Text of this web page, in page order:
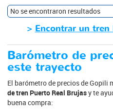
No se encontraron resultados
> Encontrar un tren
Barómetro de
este trayecto
El barómetro de precios de Gopili
de tren Puerto Real Brujasy te
buena compra: